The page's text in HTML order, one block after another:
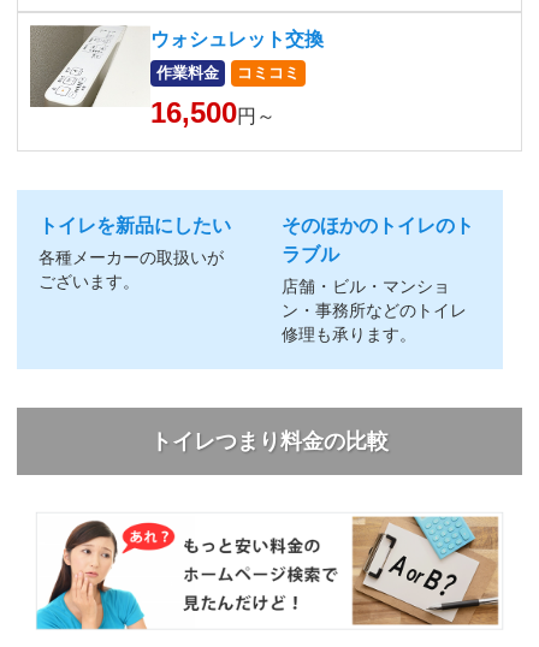
ウォシュレット交換
作業料金 コミコミ
16,500円～
トイレを新品にしたい
各種メーカーの取扱いが
ございます。
そのほかのトイレのト
ラブル
店舗・ビル・マンショ
ン・事務所などのトイレ
修理も承ります。
トイレつまり料金の比較